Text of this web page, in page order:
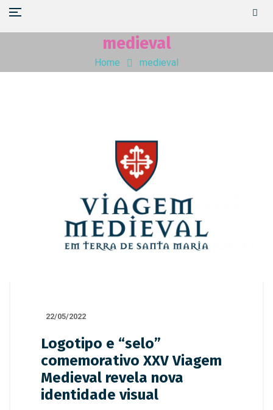
medieval
Home medieval
22/05/2022
Logotipo e “selo”
comemorativo XXV Viagem
Medieval revela nova
identidade visual